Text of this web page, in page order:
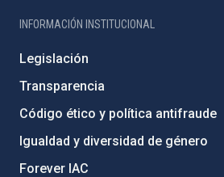
INFORMACIÓN INSTITUCIONAL
Legislación
Transparencia
Código ético y política antifraude
Igualdad y diversidad de género
Forever IAC